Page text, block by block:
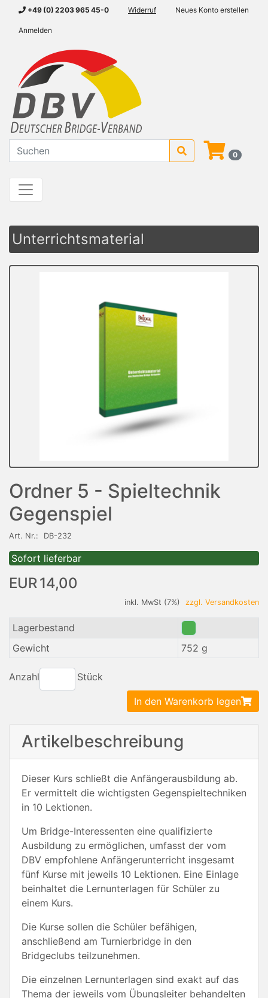
+49 (0) 2203 965 45-0 Widerruf Neues Konto erstellen
Anmelden
0
Unterrichtsmaterial
Ordner 5 - Spieltechnik
Gegenspiel
Art. Nr.: DB-232
Sofort lieferbar
EUR 14,00
inkl. MwSt (7%) zzgl. Versandkosten
Lagerbestand
Gewicht
752 g
Anzahl Stück
In den Warenkorb legen
Artikelbeschreibung
Dieser Kurs schließt die Anfängerausbildung ab.
Er vermittelt die wichtigsten Gegenspieltechniken
in 10 Lektionen.
Um Bridge-Interessenten eine qualifizierte
Ausbildung zu ermöglichen, umfasst der vom
DBV empfohlene Anfängerunterricht insgesamt
fünf Kurse mit jeweils 10 Lektionen. Eine Einlage
beinhaltet die Lernunterlagen für Schüler zu
einem Kurs.
Die Kurse sollen die Schüler befähigen,
anschließend am Turnierbridge in den
Bridgeclubs teilzunehmen.
Die einzelnen Lernunterlagen sind exakt auf das
Thema der jeweils vom Übungsleiter behandelten